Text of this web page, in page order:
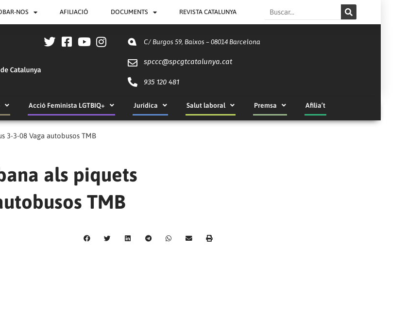
NOS AFILIACIÓ DOCUMENTS REVISTA CATALUNYA Search
C/ Burgos 59, Baixos – 08014 Barcelona
spccc@spcgtcatalunya.cat
935 120 481
Acció Feminista LGTBIQ+ Jurídica Salut laboral Premsa Afilia’t
3-3-08 Vaga autobusos TMB
als piquets
TMB